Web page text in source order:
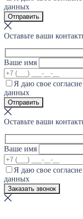
данных
Оставьте ваши
Ваше имя
Я даю свое
данных
Оставьте ваши
Ваше имя
Я даю свое
данных